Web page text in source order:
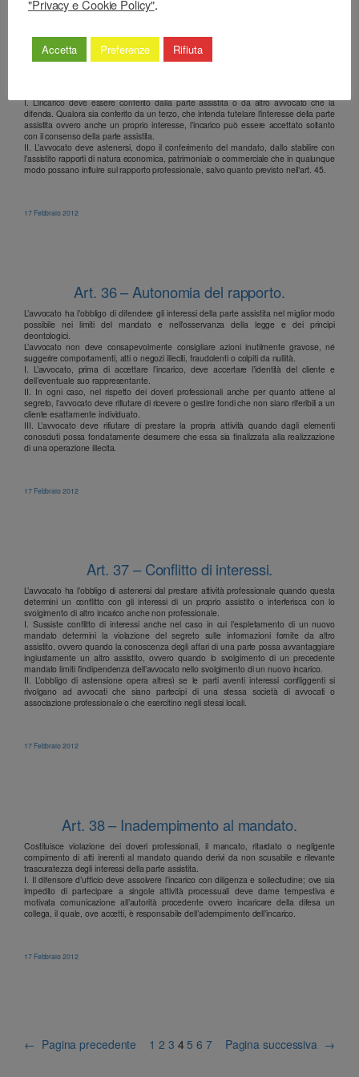
I. L’incarico deve essere conferito dalla parte assistita o da altro avvocato che la
difenda. Qualora sia conferito da un terzo, che intenda tutelare l’interesse della parte
assistita ovvero anche un proprio interesse, l’incarico può essere accettato soltanto
con il consenso della parte assistita.
II. L’avvocato deve astenersi, dopo il conferimento del mandato, dallo stabilire con
l’assistito rapporti di natura economica, patrimoniale o commerciale che in qualunque
modo possano influire sul rapporto professionale, salvo quanto previsto nell’art. 45.
17 Febbraio 2012
Art. 36 – Autonomia del rapporto.
L’avvocato ha l’obbligo di difendere gli interessi della parte assistita nel miglior modo
possibile nei limiti del mandato e nell’osservanza della legge e dei principi
deontologici.
L’avvocato non deve consapevolmente consigliare azioni inutilmente gravose, né
suggerire comportamenti, atti o negozi illeciti, fraudolenti o colpiti da nullità.
I. L’avvocato, prima di accettare l’incarico, deve accertare l’identità del cliente e
dell’eventuale suo rappresentante.
II. In ogni caso, nel rispetto dei doveri professionali anche per quanto attiene al
segreto, l’avvocato deve rifiutare di ricevere o gestire fondi che non siano riferibili a un
cliente esattamente individuato.
III. L’avvocato deve rifiutare di prestare la propria attività quando dagli elementi
conosciuti possa fondatamente desumere che essa sia finalizzata alla realizzazione
di una operazione illecita.
17 Febbraio 2012
Art. 37 – Conflitto di interessi.
L’avvocato ha l’obbligo di astenersi dal prestare attività professionale quando questa
determini un conflitto con gli interessi di un proprio assistito o interferisca con lo
svolgimento di altro incarico anche non professionale.
I. Sussiste conflitto di interessi anche nel caso in cui l’espletamento di un nuovo
mandato determini la violazione del segreto sulle informazioni fornite da altro
assistito, ovvero quando la conoscenza degli affari di una parte possa avvantaggiare
ingiustamente un altro assistito, ovvero quando lo svolgimento di un precedente
mandato limiti l’indipendenza dell’avvocato nello svolgimento di un nuovo incarico.
II. L’obbligo di astensione opera altresì se le parti aventi interessi confliggenti si
rivolgano ad avvocati che siano partecipi di una stessa società di avvocati o
associazione professionale o che esercitino negli stessi locali.
17 Febbraio 2012
Art. 38 – Inadempimento al mandato.
Costituisce violazione dei doveri professionali, il mancato, ritardato o negligente
compimento di atti inerenti al mandato quando derivi da non scusabile e rilevante
trascuratezza degli interessi della parte assistita.
I. Il difensore d’ufficio deve assolvere l’incarico con diligenza e sollecitudine; ove sia
impedito di partecipare a singole attività processuali deve darne tempestiva e
motivata comunicazione all’autorità procedente ovvero incaricare della difesa un
collega, il quale, ove accetti, è responsabile dell’adempimento dell’incarico.
17 Febbraio 2012
← Pagina precedente 1 2 3 45 6 7 Pagina successiva →
"Privacy e Cookie Policy".
Accetta Preferenze Rifiuta